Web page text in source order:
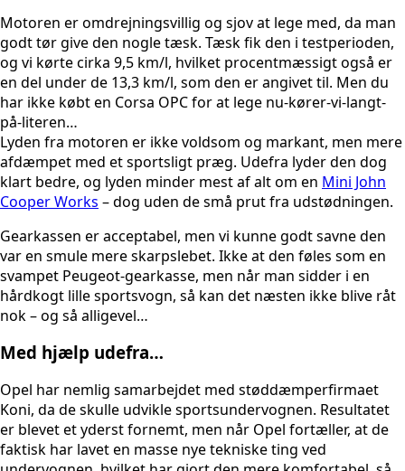
Motoren er omdrejningsvillig og sjov at lege med, da man
godt tør give den nogle tæsk. Tæsk fik den i testperioden,
og vi kørte cirka 9,5 km/l, hvilket procentmæssigt også er
en del under de 13,3 km/l, som den er angivet til. Men du
har ikke købt en Corsa OPC for at lege nu-kører-vi-langt-
på-literen…
Lyden fra motoren er ikke voldsom og markant, men mere
afdæmpet med et sportsligt præg. Udefra lyder den dog
klart bedre, og lyden minder mest af alt om en Mini John
Cooper Works – dog uden de små prut fra udstødningen.
Gearkassen er acceptabel, men vi kunne godt savne den
var en smule mere skarpslebet. Ikke at den føles som en
svampet Peugeot-gearkasse, men når man sidder i en
hårdkogt lille sportsvogn, så kan det næsten ikke blive råt
nok – og så alligevel…
Med hjælp udefra…
Opel har nemlig samarbejdet med støddæmperfirmaet
Koni, da de skulle udvikle sportsundervognen. Resultatet
er blevet et yderst fornemt, men når Opel fortæller, at de
faktisk har lavet en masse nye tekniske ting ved